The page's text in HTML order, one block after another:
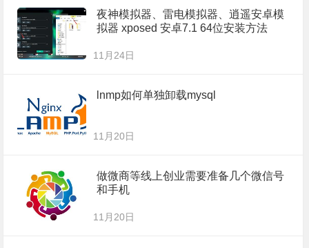
夜神模拟器、雷电模拟器、逍遥安卓模
拟器 xposed 安卓7.1 64位安装方法
11月24日
lnmp如何单独卸载mysql
11月20日
做微商等线上创业需要准备几个微信号
和手机
11月20日